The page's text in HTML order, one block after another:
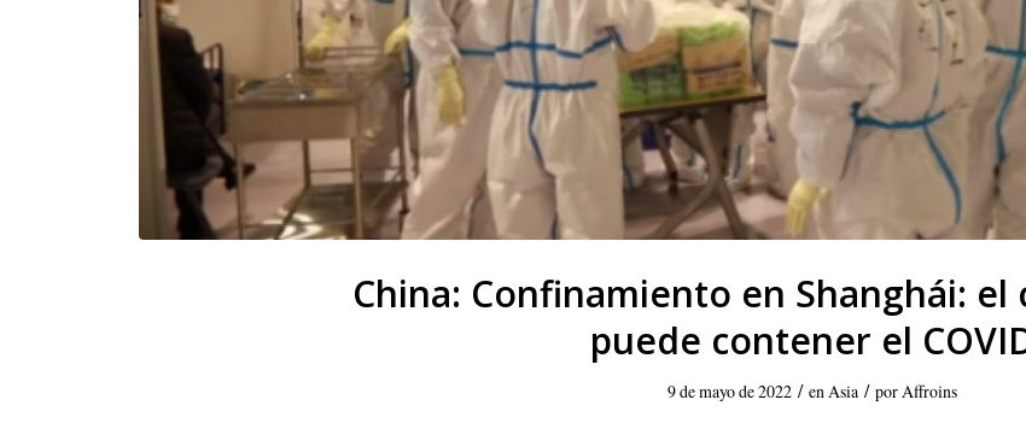
China: Confinamiento en Shanghái: el
puede contener el
9 de mayo de 2022 / en Asia / por Affroins